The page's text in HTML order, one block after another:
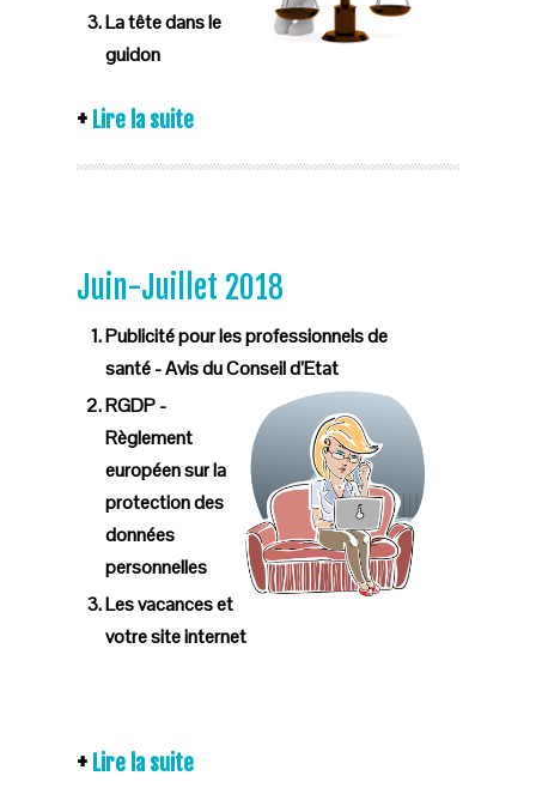
La tête dans le
guidon
Lire la suite
Juin-Juillet 2018
Publicité pour les professionnels de
santé - Avis du Conseil d’Etat
RGDP -
Règlement
européen sur la
protection des
données
personnelles
Les vacances et
votre site internet
Lire la suite